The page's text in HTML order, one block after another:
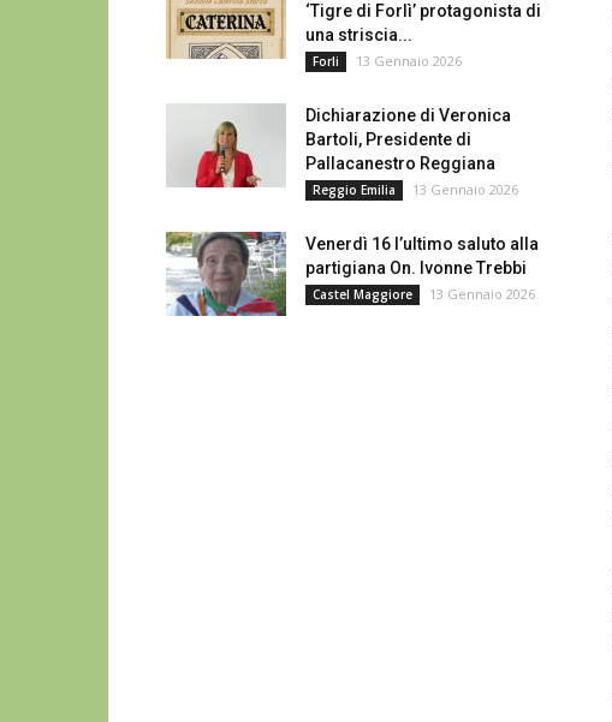
‘Tigre di Forlì’ protagonista di
una striscia...
Forli 13 Gennaio 2026
Dichiarazione di Veronica
Bartoli, Presidente di
Pallacanestro Reggiana
Reggio Emilia 13 Gennaio 2026
Venerdì 16 l’ultimo saluto alla
partigiana On. Ivonne Trebbi
Castel Maggiore 13 Gennaio 2026